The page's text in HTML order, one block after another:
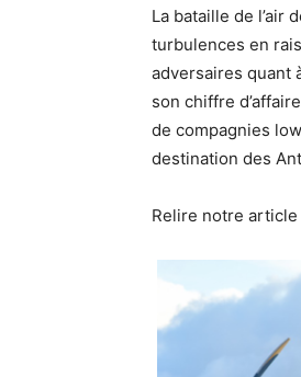
La bataille de l’air
turbulences en
adversaires quant
son chiffre
de compagnies
destination des
Relire notre